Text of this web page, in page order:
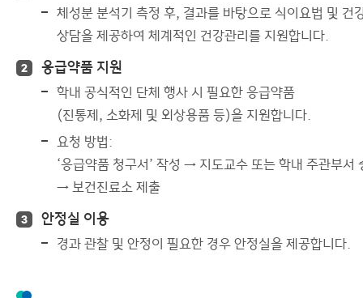
체성분 분석기 측정 후, 결과를 바탕으로 식이요법 및 건
상담을 제공하여 체계적인 건강관리를 지원합니다.
2 응급약품 지원
학내 공식적인 단체 행사 시 필요한 응급약품
(진통제, 소화제 및 외상용품 등)을 지원합니다.
요청 방법:
‘응급약품 청구서’ 작성 → 지도교수 또는 학내 주관부서
→ 보건진료소 제출
3 안정실 이용
경과 관찰 및 안정이 필요한 경우 안정실을 제공합니다.